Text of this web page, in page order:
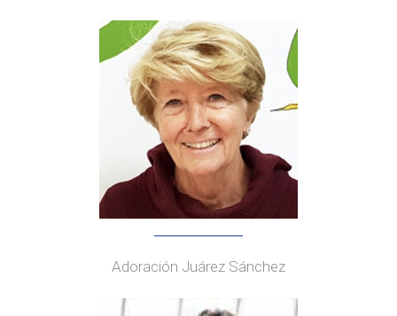
Adoración Juárez Sánchez